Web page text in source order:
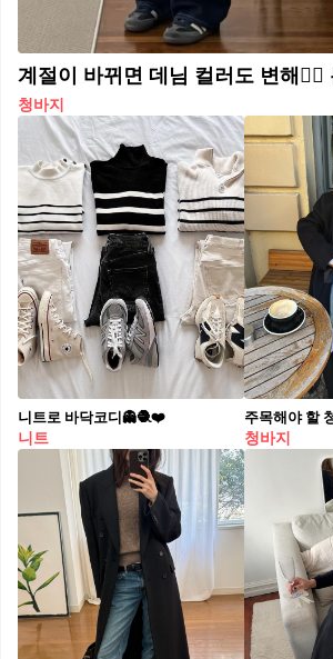
청바지
니트로 바닥코디👻🧶❤️
니트
청바지